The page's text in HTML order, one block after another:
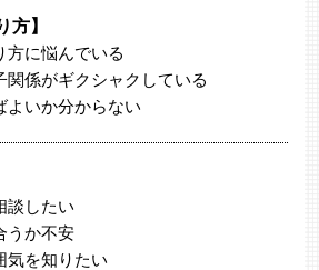
方】
方に悩んでいる
関係がギクシャクしている
よいか分からない
談したい
うか不安
気を知りたい